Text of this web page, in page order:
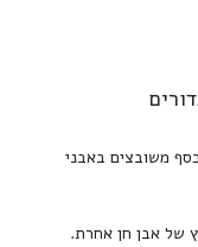
הקטן מכסף משובצים באבני